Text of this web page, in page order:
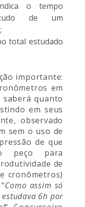
o tempo
de um
total estudado
importante:
em
quanto
em seus
observado
sem o uso de
de que
peço para
de
cronômetros)
Como assim só
6h por